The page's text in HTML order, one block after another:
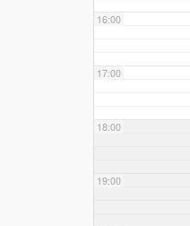
16:00
17:00
18:00
19:00